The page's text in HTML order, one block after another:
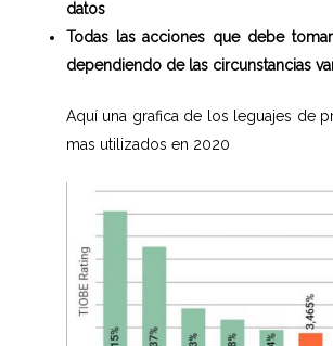
datos
Todas las acciones que debe
dependiendo de las circunstancias
Aquí una grafica de los leguajes de
mas utilizados en 2020